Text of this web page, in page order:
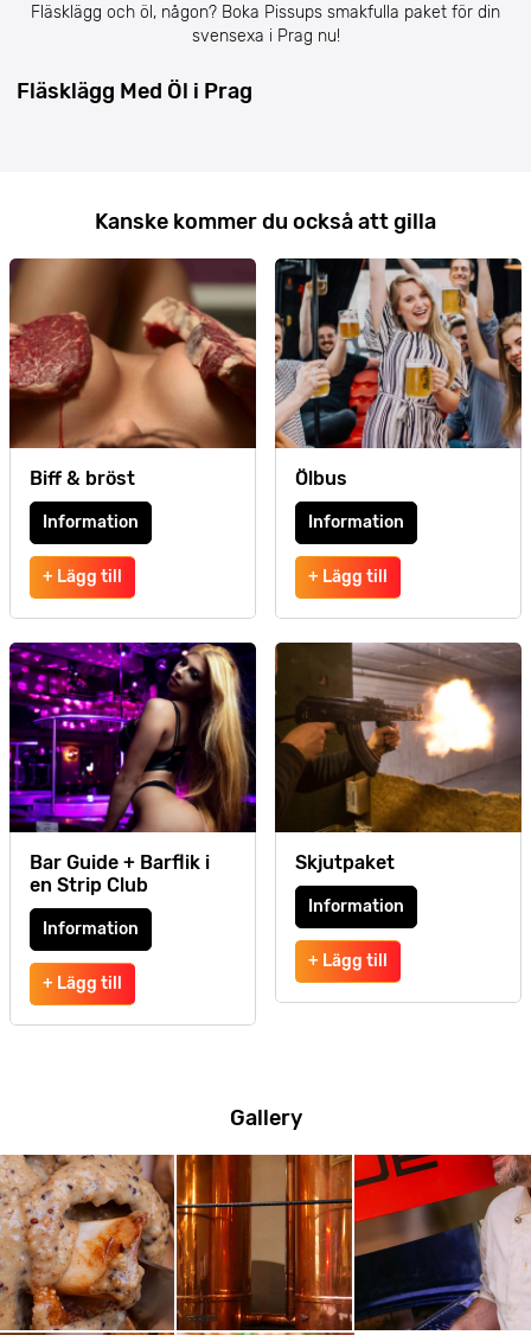
Fläsklägg och öl, någon? Boka Pissups smakfulla paket för din
svensexa i Prag nu!
Fläsklägg Med Öl i Prag
Kanske kommer du också att gilla
Biff & bröst
Information
+ Lägg till
Ölbus
Information
+ Lägg till
Bar Guide + Barflik i
en Strip Club
Information
+ Lägg till
Skjutpaket
Information
+ Lägg till
Gallery